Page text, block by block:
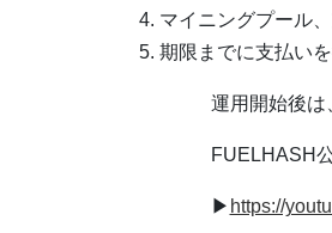
マイニングプール
期限までに⽀払いを
運⽤開始後は
FUELHASH
▶︎ https://